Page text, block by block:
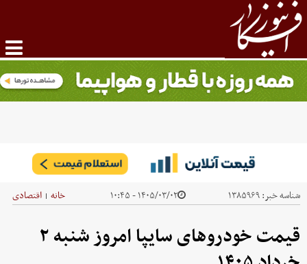
شناسه خبر:۱۳۸۵۹۶۹ ۱۴۰۵/۰۳/۰۲ - ۱۰:۴۵ خانه | اقتصادی
قیمت خودرو‌های سایپا امروز شنبه ۲